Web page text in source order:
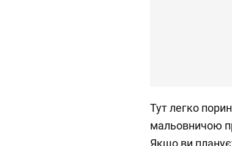
Тут легко
мальовничою